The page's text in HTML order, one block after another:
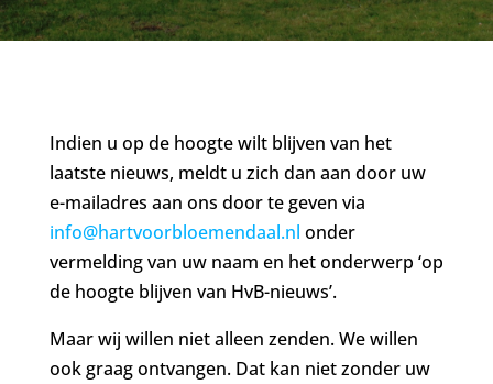
Indien u op de hoogte wilt blijven van het
laatste nieuws, meldt u zich dan aan door uw
e-mailadres aan ons door te geven via
info@hartvoorbloemendaal.nl onder
vermelding van uw naam en het onderwerp ‘op
de hoogte blijven van HvB-nieuws’.
Maar wij willen niet alleen zenden. We willen
ook graag ontvangen. Dat kan niet zonder uw